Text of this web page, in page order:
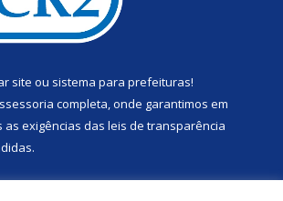
site ou sistema para prefeituras!
completa, onde garantimos em
exigências das leis de transparência